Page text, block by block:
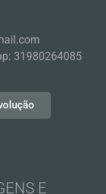
31980264085
E